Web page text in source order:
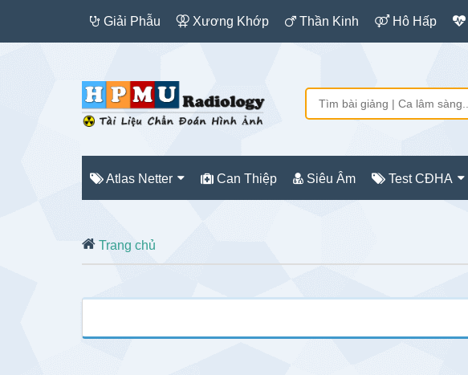
Giải Phẫu Xương Khớp Thần Kinh Hô Hấp
Atlas Netter Can Thiệp Siêu Âm Test CĐHA
Trang chủ